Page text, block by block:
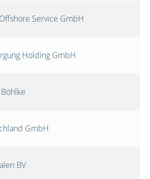
Service GmbH
Holding GmbH
GmbH
BV